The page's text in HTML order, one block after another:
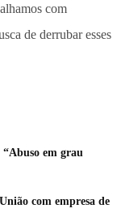
com
de derrubar esses
em grau
com empresa de